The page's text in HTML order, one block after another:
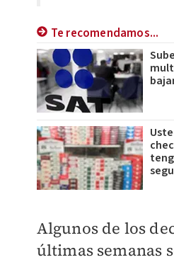
Te recomendamos...
​Algunos de los
últimas semanas